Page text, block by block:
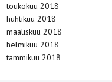
toukokuu 2018
huhtikuu 2018
maaliskuu 2018
helmikuu 2018
tammikuu 2018